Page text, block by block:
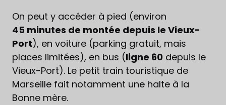
On peut y accéder à pied (environ
45 minutes de montée depuis le Vieux-
Port), en voiture (parking gratuit, mais
places limitées), en bus (ligne 60 depuis le
Vieux-Port). Le petit train touristique de
Marseille fait notamment une halte à la
Bonne mère.